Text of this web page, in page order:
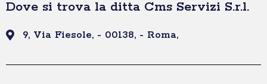
Dove si trova la ditta Cms Servizi S.r.l.
9, Via Fiesole, - 00138, - Roma,